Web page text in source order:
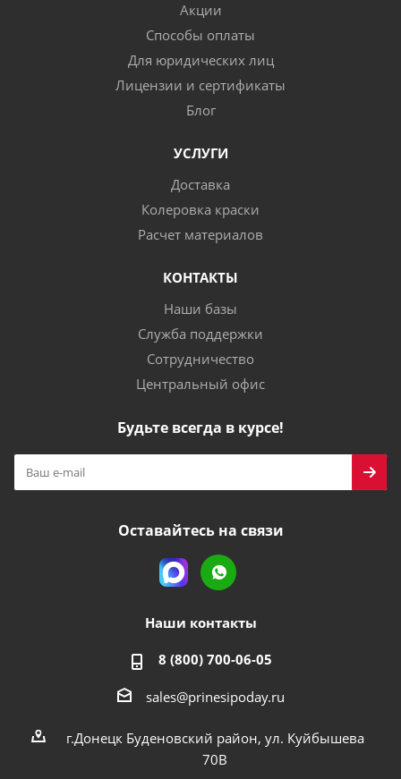
Акции
Способы оплаты
Для юридических лиц
Лицензии и сертификаты
Блог
УСЛУГИ
Доставка
Колеровка краски
Расчет материалов
КОНТАКТЫ
Наши базы
Служба поддержки
Сотрудничество
Центральный офис
Будьте всегда в курсе!
Оставайтесь на связи
Наши контакты
8 (800) 700-06-05
sales@prinesipoday.ru
г.Донецк Буденовский район, ул. Куйбышева
70В